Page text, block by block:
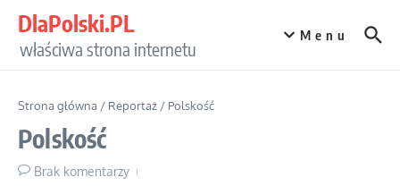
DlaPolski.PL
właściwa strona internetu
Menu
Strona główna / Reportaż / Polskość
Polskość
Brak komentarzy